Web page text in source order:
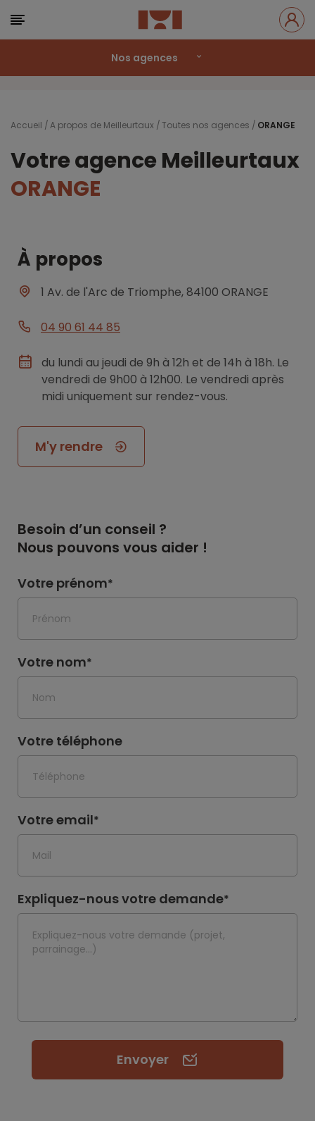
Nos agences
Accueil A propos de Meilleurtaux Toutes nos agences ORANGE
Votre agence Meilleurtaux
ORANGE
À propos
1 Av. de l'Arc de Triomphe, 84100 ORANGE
04 90 61 44 85
du lundi au jeudi de 9h à 12h et de 14h à 18h. Le
vendredi de 9h00 à 12h00. Le vendredi après
midi uniquement sur rendez-vous.
M'y rendre
Besoin d’un conseil ?
Nous pouvons vous aider !
Votre prénom*
Votre nom*
Votre téléphone
Votre email*
Expliquez-nous votre demande*
Envoyer